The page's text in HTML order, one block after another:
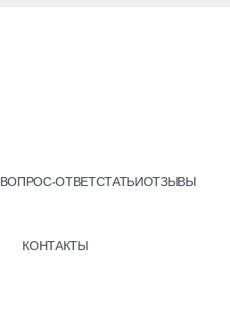
ВОПРОС-ОТВЕТСТАТЬИОТЗЫВЫ
КОНТАКТЫ